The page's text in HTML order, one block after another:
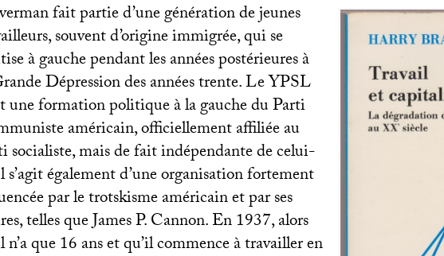
fait partie d’une génération de jeunes
souvent d’origine immigrée, qui se
à gauche pendant les années postérieures à
Dépression des années trente. LeYPSL
une formation politique à la gauche du Parti
américain, officiellement affiliée au
socialiste, mais de fait indépendante de celui-
également d’une organisation fortement
par le trotskisme américain et par ses
telles que James P. Cannon. En 1937, alors
n’a que 16 ans et qu’il commence à travailler en